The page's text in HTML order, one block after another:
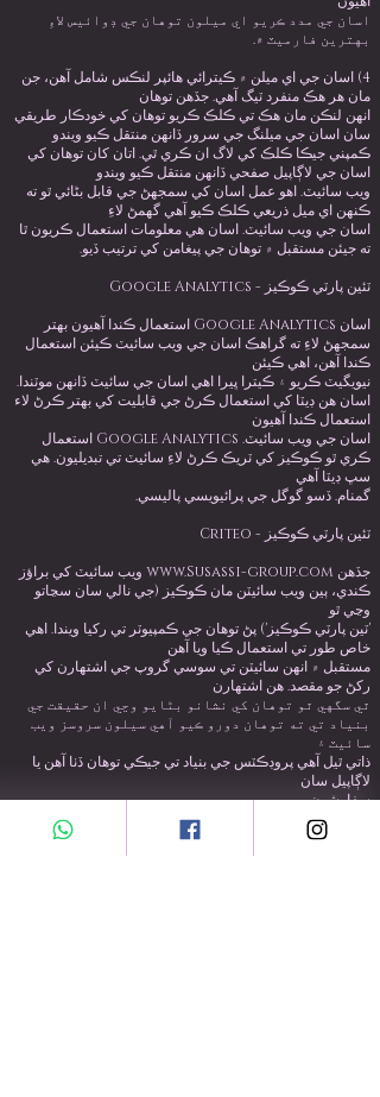
اسان جي مدد ڪريو اي ميلون توهان جي ڊوائيس لاءِ
بهترين فارميٽ ۾.
4) اسان جي اي ميلن ۾ ڪيترائي هائپر لنڪس شامل آهن، جن
مان هر هڪ منفرد ٽيگ آهي. جڏهن توهان
انهن لنڪن مان هڪ تي ڪلڪ ڪريو توهان کي خودڪار طريقي
سان اسان جي ميلنگ جي سرور ڏانهن منتقل ڪيو ويندو
ڪمپني جيڪا ڪلڪ کي لاگ ان ڪري ٿي. اتان کان توهان کي
اسان جي لاڳاپيل صفحي ڏانهن منتقل ڪيو ويندو
ويب سائيٽ. اهو عمل اسان کي سمجهڻ جي قابل بڻائي ٿو ته
ڪنهن اي ميل ذريعي ڪلڪ ڪيو آهي گهمڻ لاءِ
اسان جي ويب سائيٽ. اسان هي معلومات استعمال ڪريون ٿا
ته جيئن مستقبل ۾ توهان جي پيغامن کي ترتيب ڏيو.
ٽئين پارٽي ڪوڪيز - Google Analytics
اسان Google Analytics استعمال ڪندا آهيون بهتر
سمجهڻ لاءِ ته گراهڪ اسان جي ويب سائيٽ ڪيئن استعمال
ڪندا آهن، اهي ڪيئن
نيويگيٽ ڪريو ۽ ڪيترا ڀيرا اهي اسان جي سائيٽ ڏانهن موٽندا.
اسان هن ڊيٽا کي استعمال ڪرڻ جي قابليت کي بهتر ڪرڻ لاء
استعمال ڪندا آهيون
اسان جي ويب سائيٽ. Google Analytics استعمال
ڪري ٿو ڪوڪيز کي ٽريڪ ڪرڻ لاءِ سائيٽ تي تبديليون. هي
سڀ ڊيٽا آهي
گمنام. ڏسو گوگل جي پرائيويسي پاليسي.
ٽئين پارٽي ڪوڪيز - Criteo
جڏهن www.Susassi-group.com ويب سائيٽ کي براؤز
ڪندي، ٻين ويب سائيٽن مان ڪوڪيز (جي نالي سان سڃاتو
وڃي ٿو
'ٽين پارٽي ڪوڪيز') پڻ توهان جي ڪمپيوٽر تي رکيا ويندا. اهي
خاص طور تي استعمال ڪيا ويا آهن
مستقبل ۾ انهن سائيٽن تي سوسي گروپ جي اشتهارن کي
رکڻ جو مقصد. هن اشتهارن
ٿي سگهي ٿو توهان کي نشانو بڻايو وڃي ان حقيقت جي
بنياد تي ته توهان دورو ڪيو آهي سيلون سروسز ويب
سائيٽ ۽
ذاتي ٿيل آھي پروڊڪٽس جي بنياد تي جيڪي توھان ڏٺا آھن يا
لاڳاپيل سان
سفارشون.
هي اشتهار Criteo پاران منظم ڪيو ويندو آهي؛ توھان انھن
جي ويب سائيٽ تي وڌيڪ تفصيل ڳولي سگھو ٿا - ڏسو